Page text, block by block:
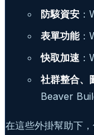
防駭資安：
表單功能：
快取加速：
社群整合、
Beaver
在這些外掛幫助下